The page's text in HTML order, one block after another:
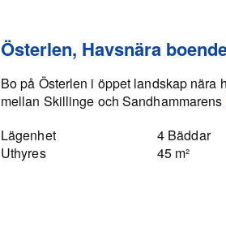
Österlen, Havsnära
Bo på Österlen i öppet landskap nära
mellan Skillinge och Sandhammarens
Lägenhet
Uthyres
4 Bäddar
45 m²